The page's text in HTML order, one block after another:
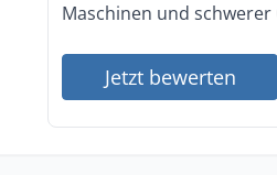
Maschinen und schwerer
Jetzt bewerten